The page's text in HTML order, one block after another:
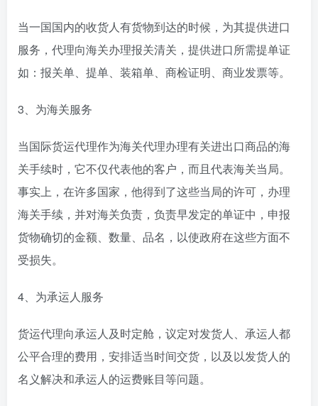
当一国国内的收货人有货物到达的时候，为其提供进口
服务，代理向海关办理报关清关，提供进口所需提单证
如：报关单、提单、装箱单、商检证明、商业发票等。
3、为海关服务
当国际货运代理作为海关代理办理有关进出口商品的海
关手续时，它不仅代表他的客户，而且代表海关当局。
事实上，在许多国家，他得到了这些当局的许可，办理
海关手续，并对海关负责，负责早发定的单证中，申报
货物确切的金额、数量、品名，以使政府在这些方面不
受损失。
4、为承运人服务
货运代理向承运人及时定舱，议定对发货人、承运人都
公平合理的费用，安排适当时间交货，以及以发货人的
名义解决和承运人的运费账目等问题。